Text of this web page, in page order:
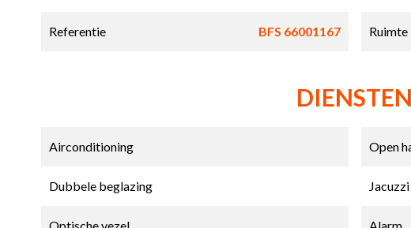
Referentie BFS 66001167 Ruimte
DIENSTEN
Airconditioning Open
Dubbele beglazing Jacuzzi